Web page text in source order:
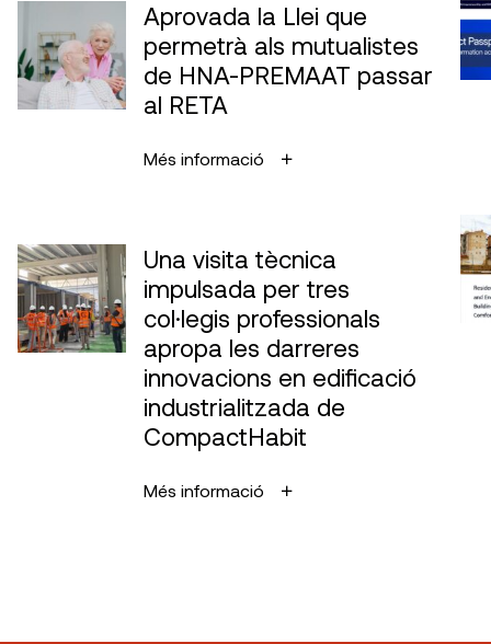
Aprovada la Llei que
permetrà als mutualistes
de HNA-PREMAAT passar
al RETA
Més informació
Una visita tècnica
impulsada per tres
col·legis professionals
apropa les darreres
innovacions en edificació
industrialitzada de
CompactHabit
Més informació